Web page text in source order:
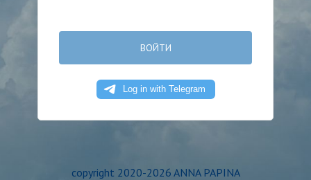
ВОЙТИ
copyright 2020-2026 ANNA PAPINA